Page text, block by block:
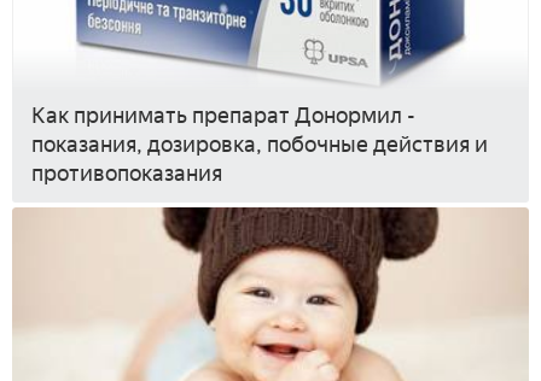
Как принимать препарат Донормил -
показания, дозировка, побочные действия и
противопоказания